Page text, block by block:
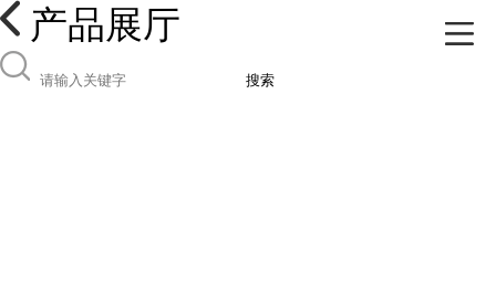
产品展厅
搜索